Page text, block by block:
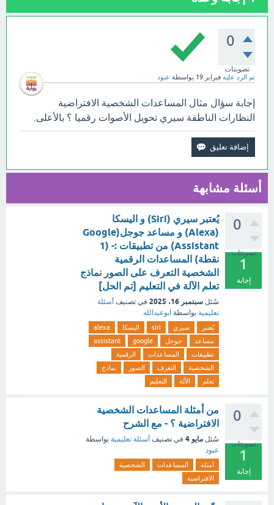
0
تصويتات
تم الرد عليه فبراير 19 بواسطة عبود
إجابة سؤال مثال المساعدات الشخصية الافتراضية
النظارات الناطقة سيري تحويل الأصوات رقميا ؟ بالأعلى.
أسئلة مشابهة
0
تصويتات
1
إجابة
يُعتبر سيري (Siri) و اليسكا
(Alexa) و مساعد جوجل(Google
Assistant) من تطبيقات :- (1
نقطة) المساعدات الرقمية
الشخصية التعرف على الصور نماذج
تعلم الآلة في التعليم [تم الحل]
سُئل سبتمبر 16، 2025 في تصنيف أسئلة
تعليمية بواسطة ابوعبدالله
يُعتبر سيري siri اليسكا
alexa
مساعد
جوجل google
assistant
تطبيقات
المساعدات
الرقمية
الشخصية
التعرف الصور
نماذج
تعلم
الآلة التعليم
0
تصويتات
1
إجابة
من أمثلة المساعدات الشخصية
الافتراضية ؟ - مع الشرح
سُئل مايو 4 في تصنيف أسئلة تعليمية بواسطة
عبود
أمثلة المساعدات
الشخصية
الافتراضية